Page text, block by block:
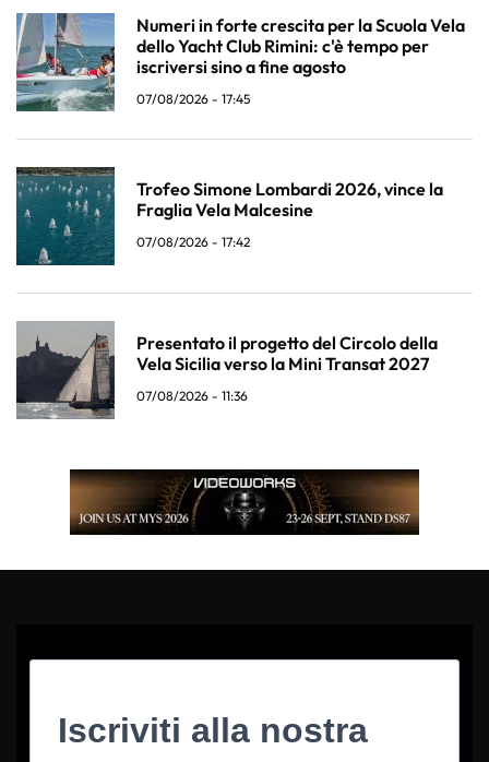
Numeri in forte crescita per la Scuola Vela
dello Yacht Club Rimini: c'è tempo per
iscriversi sino a fine agosto
07/08/2026 - 17:45
Trofeo Simone Lombardi 2026, vince la
Fraglia Vela Malcesine
07/08/2026 - 17:42
Presentato il progetto del Circolo della
Vela Sicilia verso la Mini Transat 2027
07/08/2026 - 11:36
Iscriviti alla nostra